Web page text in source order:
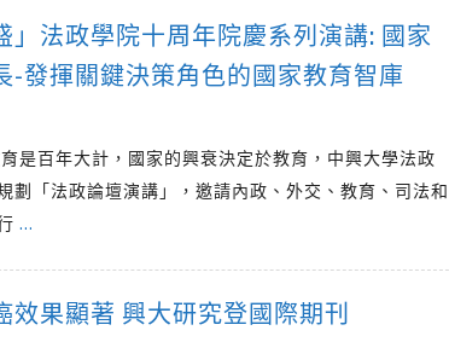
」法政學院十周年院慶系列演講: 國家
-發揮關鍵決策角色的國家教育智庫
是百年大計，國家的興衰決定於教育，中興大學法政
劃「法政論壇演講」，邀請內政、外交、教育、司法和
…
果顯著 興大研究登國際期刊